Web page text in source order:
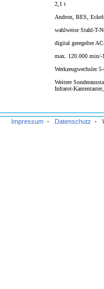
2,1 t
Andron, BES,
wahlweise Stahl-T-
digital geregelter
max. 120.000 min/-1
Werkzeugwechsler
Weitere
Infrarot-
Impressum - Datenschutz -